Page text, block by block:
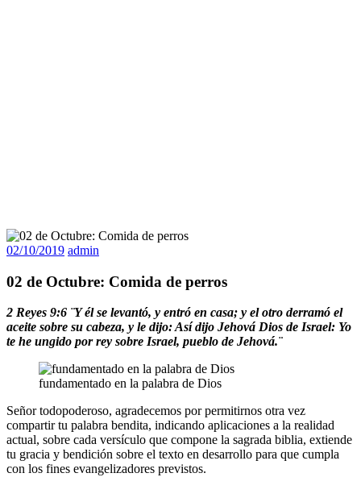
02/10/2019 admin
02 de Octubre: Comida de perros
2 Reyes 9:6 ¨Y él se levantó, y entró en casa; y el otro derramó el
aceite sobre su cabeza, y le dijo: Así dijo Jehová Dios de Israel: Yo
te he ungido por rey sobre Israel, pueblo de Jehová.¨
fundamentado en la palabra de Dios
Señor todopoderoso, agradecemos por permitirnos otra vez
compartir tu palabra bendita, indicando aplicaciones a la realidad
actual, sobre cada versículo que compone la sagrada biblia, extiende
tu gracia y bendición sobre el texto en desarrollo para que cumpla
con los fines evangelizadores previstos.